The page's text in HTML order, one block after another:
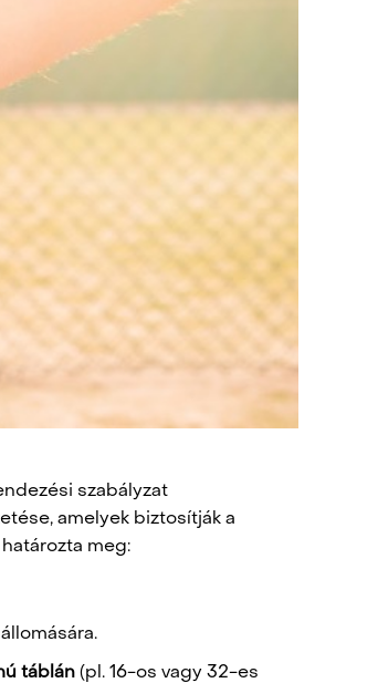
szabályzat
amelyek biztosítják a
meg:
táblán (pl. 16-os vagy 32-es